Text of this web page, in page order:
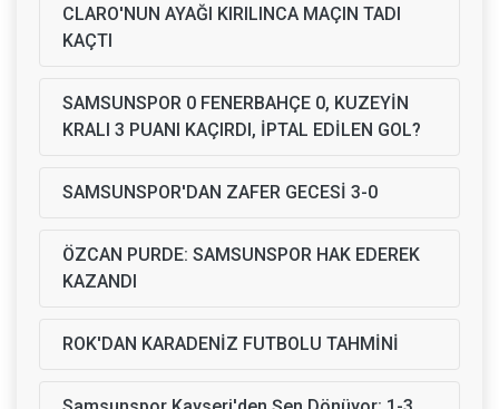
CLARO'NUN AYAĞI KIRILINCA MAÇIN TADI
KAÇTI
SAMSUNSPOR 0 FENERBAHÇE 0, KUZEYİN
KRALI 3 PUANI KAÇIRDI, İPTAL EDİLEN GOL?
SAMSUNSPOR'DAN ZAFER GECESİ 3-0
ÖZCAN PURDE: SAMSUNSPOR HAK EDEREK
KAZANDI
ROK'DAN KARADENİZ FUTBOLU TAHMİNİ